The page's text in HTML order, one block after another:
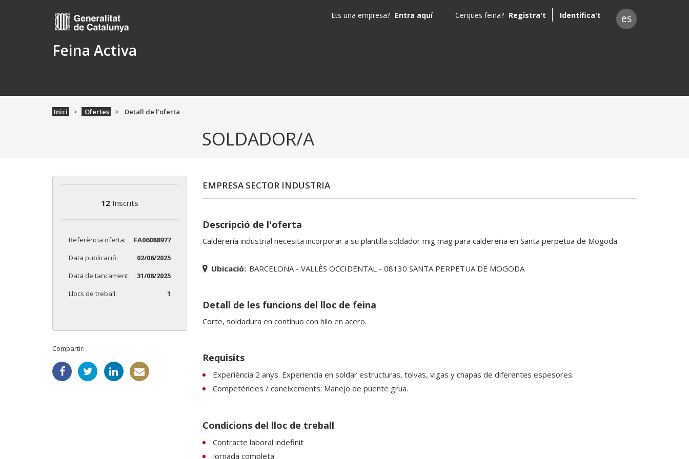
Feina Activa
Ets una empresa? Entra aquí Cerques feina? Registra't Identifica't es
Inici Ofertes Detall de l'oferta
SOLDADOR/A
12Inscrits
Referència oferta:
FA06088977
Data publicació:
02/06/2025
Data de tancament:
31/08/2025
Llocs de treball:
1
Compartir:
EMPRESA SECTOR INDUSTRIA
Descripció de l'oferta
Calderería industrial necesita incorporar a su plantilla soldador mig mag para caldereria en Santa perpetua de Mogoda
Ubicació: BARCELONA - VALLÈS OCCIDENTAL - 08130 SANTA PERPETUA DE MOGODA
Detall de les funcions del lloc de feina
Corte, soldadura en continuo con hilo en acero.
Requisits
Experiència 2 anys. Experiencia en soldar estructuras, tolvas, vigas y chapas de diferentes espesores.
Competències / coneixements: Manejo de puente grua.
Condicions del lloc de treball
Contracte laboral indefinit
Jornada completa